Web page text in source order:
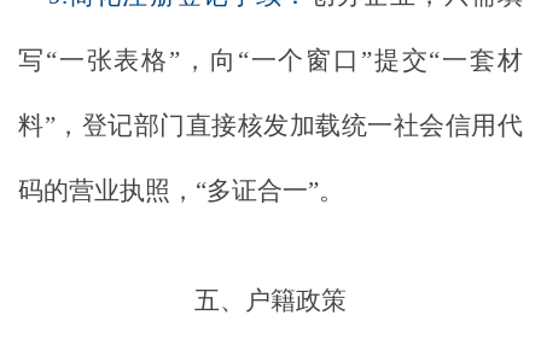
写“一张表格”，向“一个窗口”提交“一套材
料”，登记部门直接核发加载统一社会信用代
码的营业执照，“多证合一”。
五、户籍政策